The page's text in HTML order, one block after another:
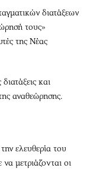
διατάξεων
τους»
της Νέας
και
αναθεώρησης.
ελευθερία του
μετριάζονται οι